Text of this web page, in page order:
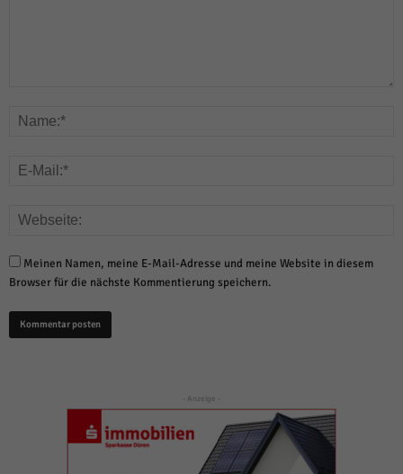
Meinen Namen, meine E-Mail-Adresse und meine Website in diesem
Browser für die nächste Kommentierung speichern.
- Anzeige -